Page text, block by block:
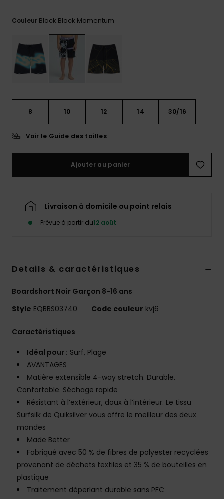
fréquentes et
formulaire
de contact.
Consulter
la FAQ
Couleur Black Block Momentum
8 10 12 14 30/16
Voir le Guide des tailles
Ajouter au panier
Livraison à domicile ou point relais
Prévue à partir du12 août
Details & caractéristiques
Boardshort Noir Garçon 8-16 ans
Style EQBBS03740 Code couleur kvj6
Caractéristiques
Idéal pour : Surf, Plage
AVANTAGES
Matière extensible 4-way stretch. Durable.
Confortable. Séchage rapide
Résistant à l’extérieur, doux à l’intérieur. Le tissu
Surfsilk de Quiksilver vous offre le meilleur des deux
mondes
Made Better
Fabriqué avec 50 % de fibres de polyester recyclées
provenant de déchets textiles et 35 % de bouteilles en
plastique
Traitement déperlant durable sans PFC